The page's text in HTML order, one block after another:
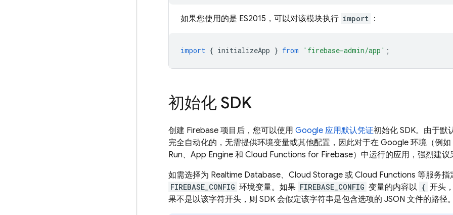
如果您使用的是 ES2015，可以对该模块执行 import ：
import { initializeApp } from 'firebase-admin/app' ;
初始化 SDK
创建 Firebase 项目后，您可以使用 Google 应用默认凭证初始化 SDK。由于默
完全自动化的，无需提供环境变量或其他配置，因此对于在 Google 环境（例如
Run、App Engine 和 Cloud Functions for Firebase）中运行的应用，强烈建
如需选择为 Realtime Database、 Cloud Storage 或 Cloud Functions 等服务指
FIREBASE_CONFIG 环境变量。如果 FIREBASE_CONFIG 变量的内容以 { 开头
果不是以该字符开头，则 SDK 会假定该字符串是包含选项的 JSON 文件的路径